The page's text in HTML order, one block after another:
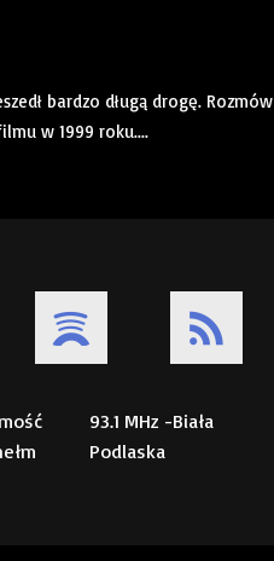
bardzo długą drogę.
w 1999 roku....
93.1 MHz -Biała
Podlaska